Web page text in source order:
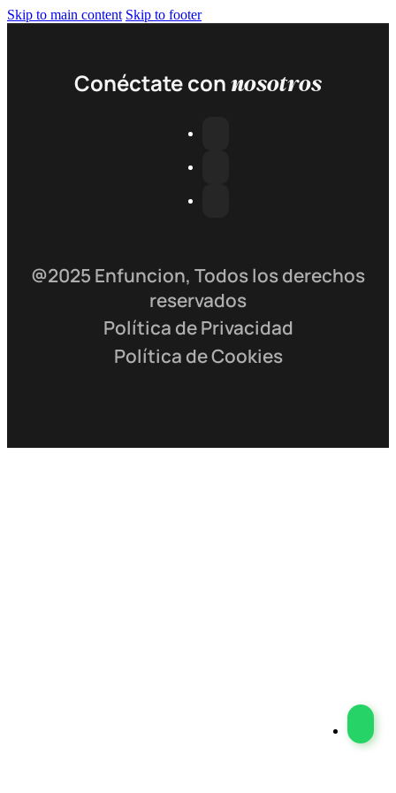
Skip to main content Skip to footer
Conéctate connosotros
@2025 Enfuncion, Todos los derechos
reservados
Política de Privacidad
Política de Cookies